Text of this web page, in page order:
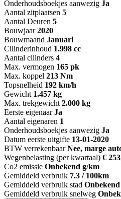
Onderhoudsboekjes aanwezig Ja
Aantal zitplaatsen 5
Aantal Deuren 5
Bouwjaar 2020
Bouwmaand Januari
Cilinderinhoud 1.998 cc
Aantal cilinders 4
Max. vermogen 165 pk
Max. koppel 213 Nm
Topsnelheid 192 km/h
Gewicht 1.457 kg
Max. trekgewicht 2.000 kg
Eerste eigenaar Ja
Aantal eigenaren 1
Onderhoudsboekjes aanwezig Ja
Datum eerste uitgifte 13-01-2020
BTW verrekenbaar Nee, marge
Wegenbelasting (per kwartaal) €
Co2 emissie Onbekend g/km
Gemiddeld verbruik 7.3 / 100km
Gemiddeld verbruik stad
Gemiddeld verbruik snelweg